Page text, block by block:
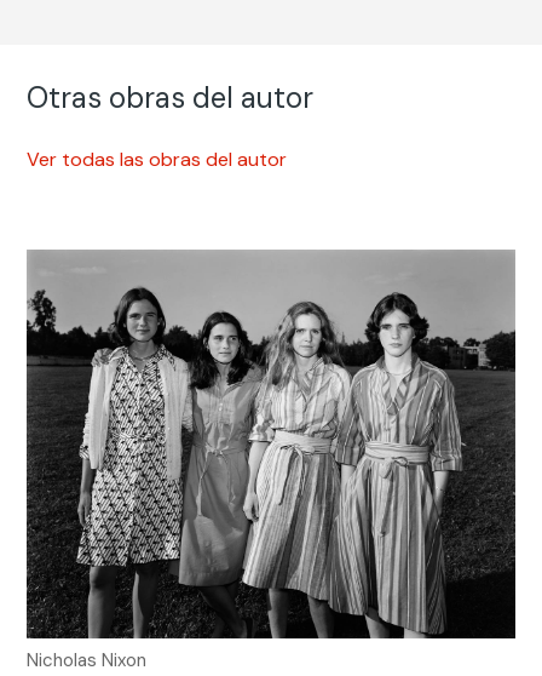
Otras obras del autor
Ver todas las obras del autor
Nicholas Nixon